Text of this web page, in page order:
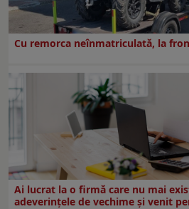
Cu remorca neînmatriculată, la
Ai lucrat la o firmă care nu mai
adeverințele de vechime și venit